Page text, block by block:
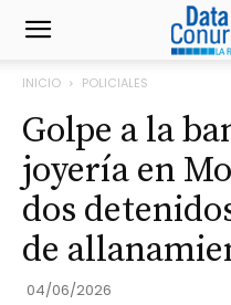
INICIO POLICIALES
Golpe a la
joyería en
dos
de
04/06/2026